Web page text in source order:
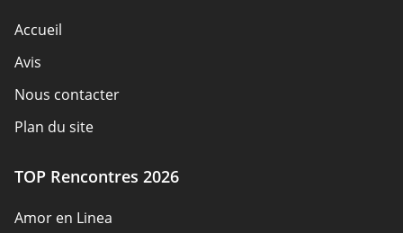
Accueil
Avis
Nous contacter
Plan du site
TOP Rencontres 2026
Amor en Linea